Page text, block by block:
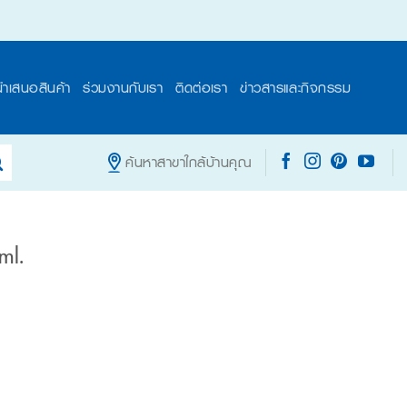
เสนอสินค้า ร่วมงานกับเรา ติดต่อเรา ข่าวสารและกิจกรรม
ค้นหาสาขาใกล้บ้านคุณ